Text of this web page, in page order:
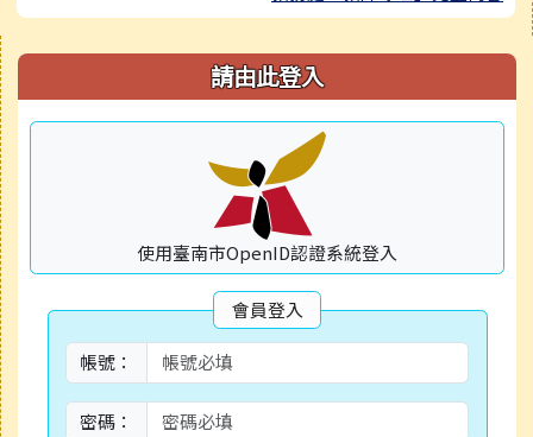
右邊區域內容 請由此登入
使用臺南市OpenID認證系統登入
會員登入
帳號：
密碼：